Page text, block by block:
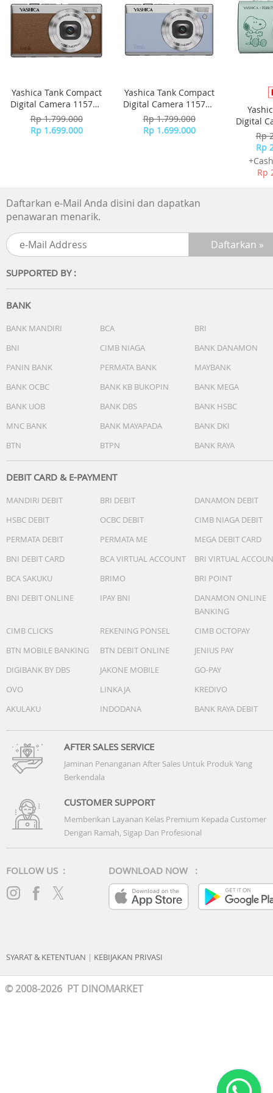
Waktu pengisian daya
Sekitar 2.75 jam (pengisi daya 9V/2A, pengisian daya
bawaan)
Sekitar 2.75 jam (pengisi daya 9V/2A, pengisian daya port
USB-C)
Isi kemasan
Xiaomi Power Bank 10000mAh (Kabel Terintegrasi) x1
Panduan pengguna x1
Yashica Tank Compact
Digital Camera 115755
- Brown
Rp 1.799.000
Rp 1.699.000
Yashica Tank Compact
Digital Camera 115756
- Sky Blue
Rp 1.799.000
Rp 1.699.000
Digital
Rp
Rp
Rp
Daftarkan e-Mail Anda disini dan dapatkan
penawaran menarik.
SUPPORTED BY :
BANK
BANK MANDIRI BCA
BRI
BNI
CIMB NIAGA
BANK DANAMON
PANIN BANK
PERMATA BANK
MAYBANK
BANK OCBC
BANK KB BUKOPIN
BANK MEGA
BANK UOB
BANK DBS
BANK HSBC
MNC BANK
BANK MAYAPADA
BANK DKI
BTN
BTPN BANK RAYA
DEBIT CARD & E-PAYMENT
MANDIRI DEBIT BRI DEBIT
DANAMON DEBIT
HSBC DEBIT
OCBC DEBIT
CIMB NIAGA DEBIT
PERMATA DEBIT
PERMATA ME
MEGA DEBIT CARD
BNI DEBIT CARD
BCA VIRTUAL ACCOUNT
BRI VIRTUAL
BCA SAKUKU
BRIMO
BRI POINT
BNI DEBIT ONLINE
IPAY BNI
DANAMON ONLINE
BANKING
CIMB CLICKS
REKENING PONSEL
CIMB OCTOPAY
BTN MOBILE BANKING
BTN DEBIT ONLINE
JENIUS PAY
DIGIBANK BY DBS
JAKONE MOBILE
GO-PAY
OVO
LINKAJA
KREDIVO
AKULAKU
INDODANA BANK RAYA DEBIT
AFTER SALES SERVICE
Jaminan Penanganan After Sales Untuk Produk Yang
Berkendala
CUSTOMER SUPPORT
Memberikan Layanan Kelas Premium Kepada Customer
Dengan Ramah, Sigap Dan Profesional
FOLLOW US : DOWNLOAD NOW :
SYARAT & KETENTUAN | KEBIJAKAN PRIVASI
© 2008-2026 PT DINOMARKET